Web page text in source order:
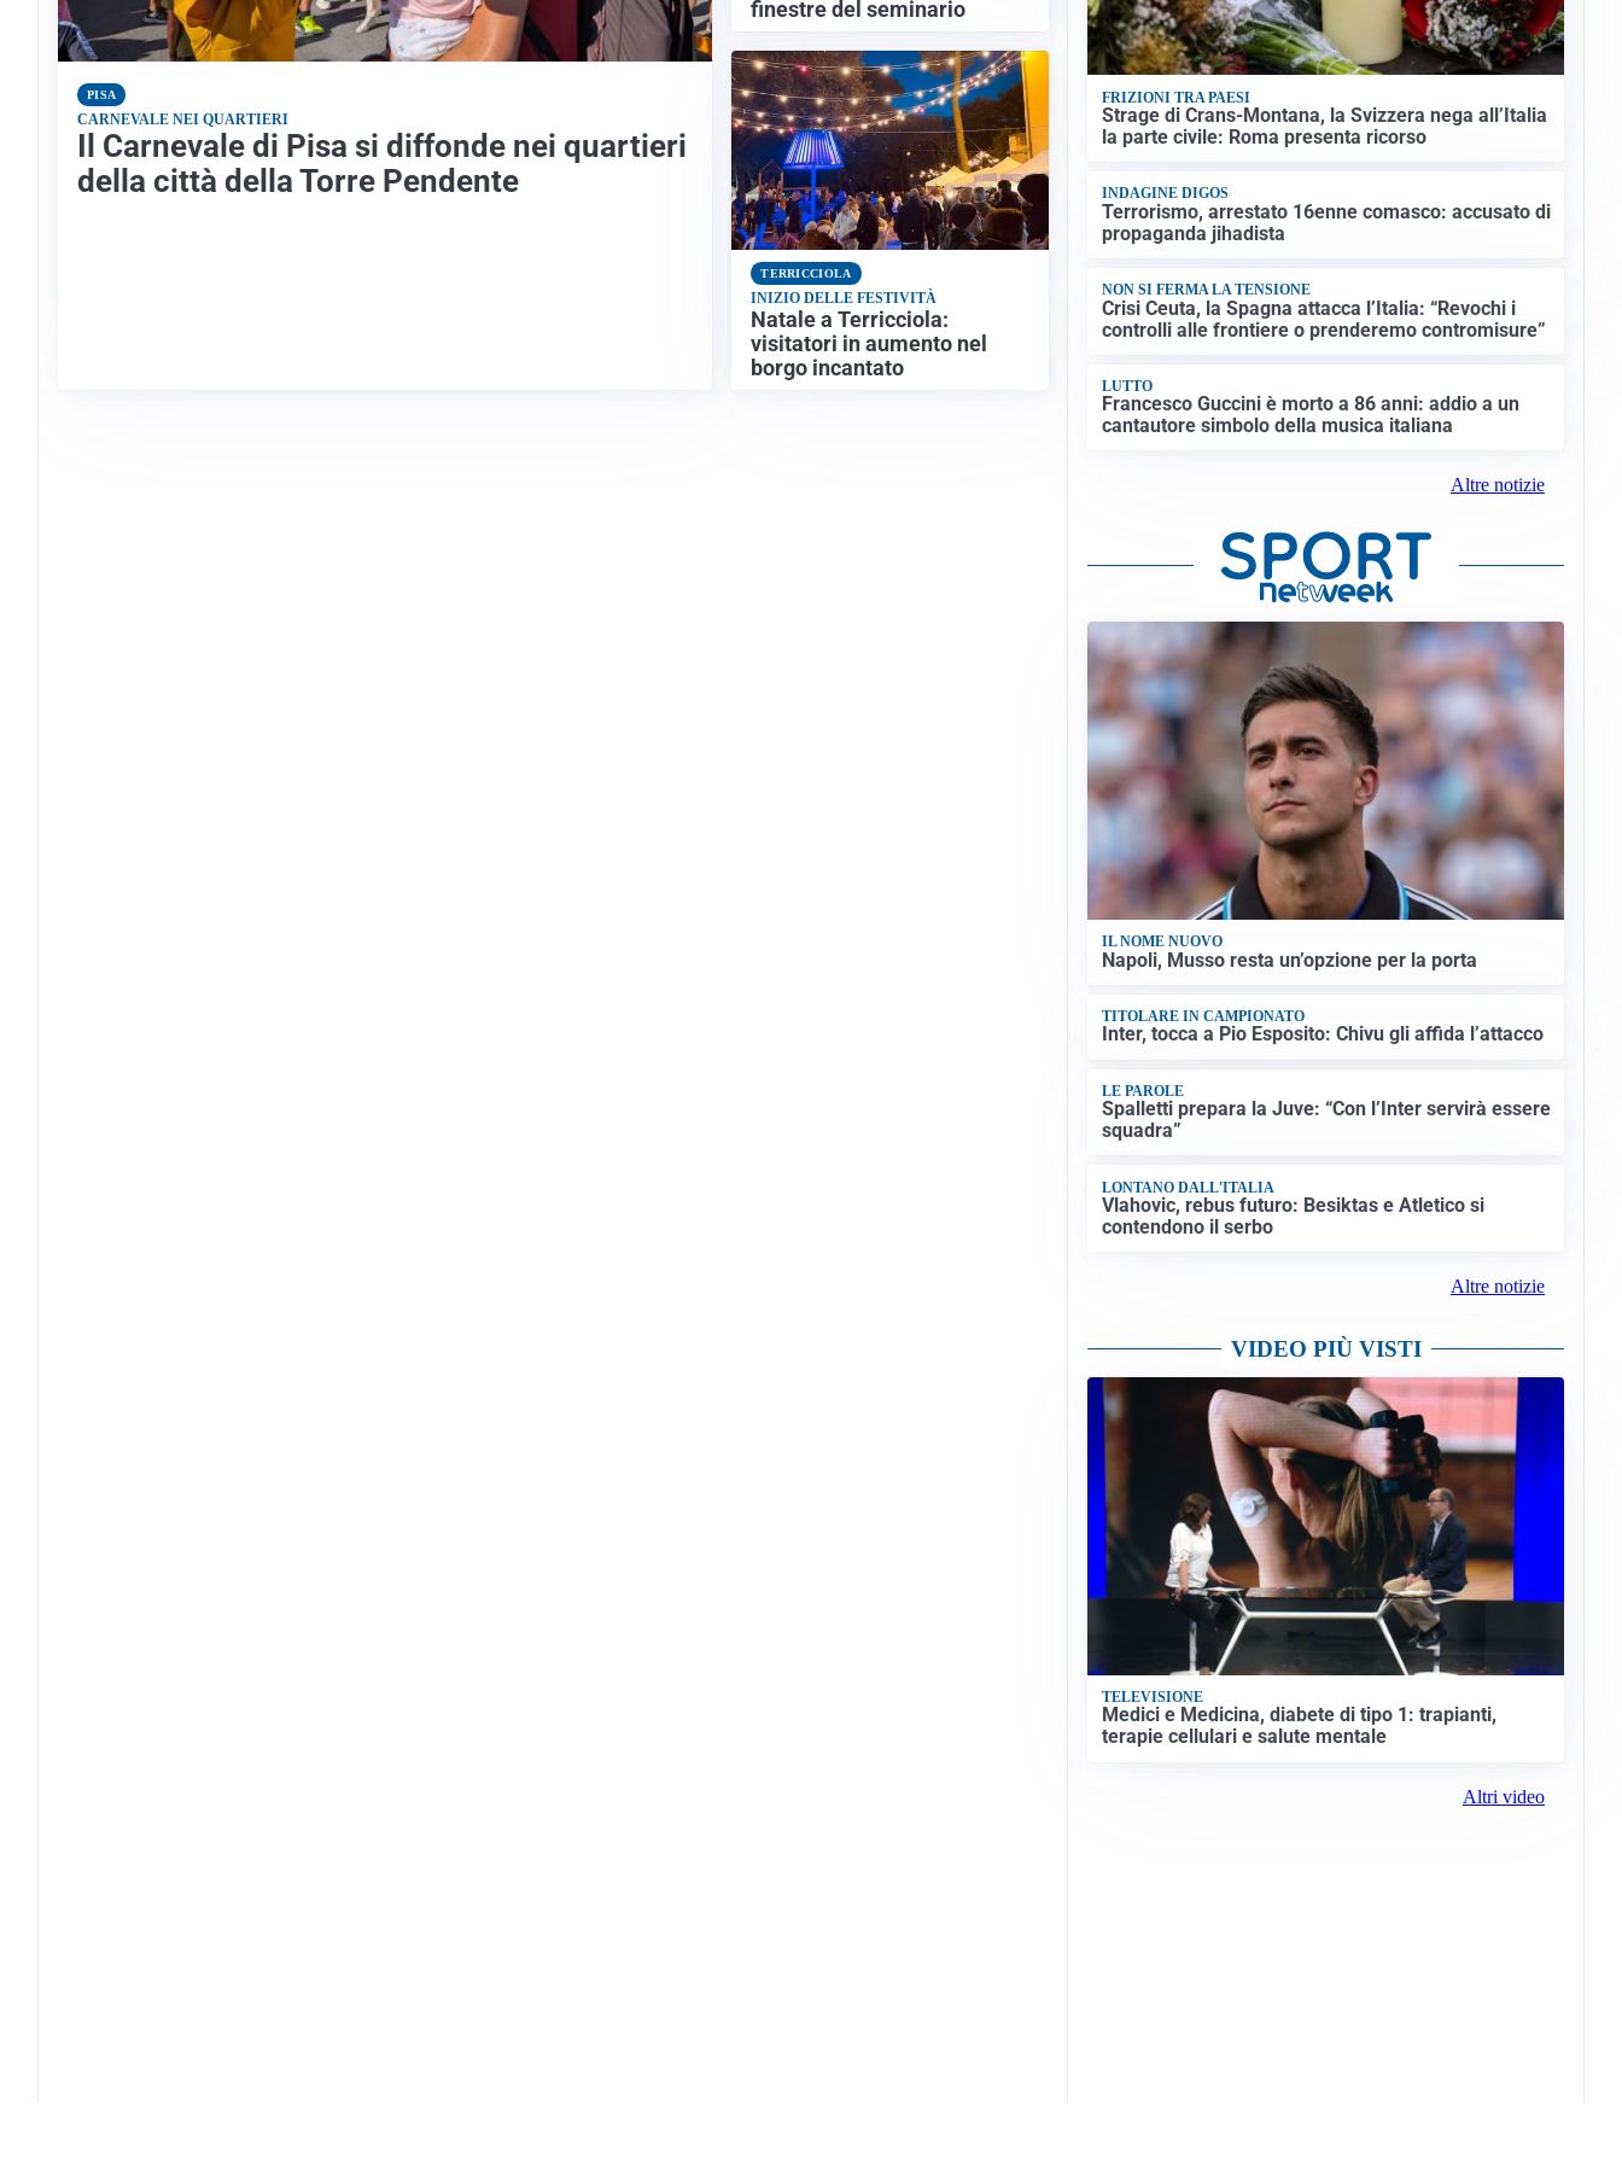
PISA
CARNEVALE NEI QUARTIERI
Il Carnevale di Pisa si diffonde nei quartieri
della città della Torre Pendente
finestre del seminario
TERRICCIOLA
INIZIO DELLE FESTIVITÀ
Natale a Terricciola:
visitatori in aumento nel
borgo incantato
FRIZIONI TRA PAESI
Strage di Crans-Montana, la Svizzera nega all’Italia
la parte civile: Roma presenta ricorso
INDAGINE DIGOS
Terrorismo, arrestato 16enne comasco: accusato di
propaganda jihadista
NON SI FERMA LA TENSIONE
Crisi Ceuta, la Spagna attacca l’Italia: “Revochi i
controlli alle frontiere o prenderemo contromisure”
LUTTO
Francesco Guccini è morto a 86 anni: addio a un
cantautore simbolo della musica italiana
Altre notizie
IL NOME NUOVO
Napoli, Musso resta un’opzione per la porta
TITOLARE IN CAMPIONATO
Inter, tocca a Pio Esposito: Chivu gli affida l’attacco
LE PAROLE
Spalletti prepara la Juve: “Con l’Inter servirà essere
squadra”
LONTANO DALL'ITALIA
Vlahovic, rebus futuro: Besiktas e Atletico si
contendono il serbo
Altre notizie
VIDEO PIÙ VISTI
TELEVISIONE
Medici e Medicina, diabete di tipo 1: trapianti,
terapie cellulari e salute mentale
Altri video